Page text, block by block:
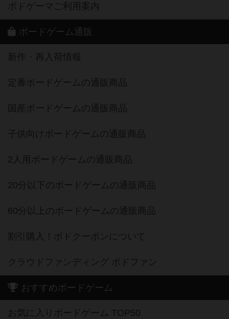
ボドゲーマご利用案内
ボードゲーム通販
新作・再入荷情報
定番ボードゲームの通販商品
国産ボードゲームの通販商品
子供向けボードゲームの通販商品
2人用ボードゲームの通販商品
20分以下のボードゲームの通販商品
60分以上のボードゲームの通販商品
割引購入！ボドクーポンについて
クラウドファンディング ボドファン
おすすめボードゲーム
お気に入りボードゲーム TOP50